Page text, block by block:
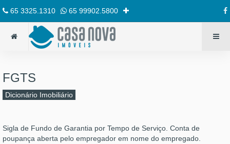
65 3325.1310 65 99902.5800
FGTS
Dicionário Imobiliário
Sigla de Fundo de Garantia por Tempo de Serviço. Conta de
poupança aberta pelo empregador em nome do empregado.